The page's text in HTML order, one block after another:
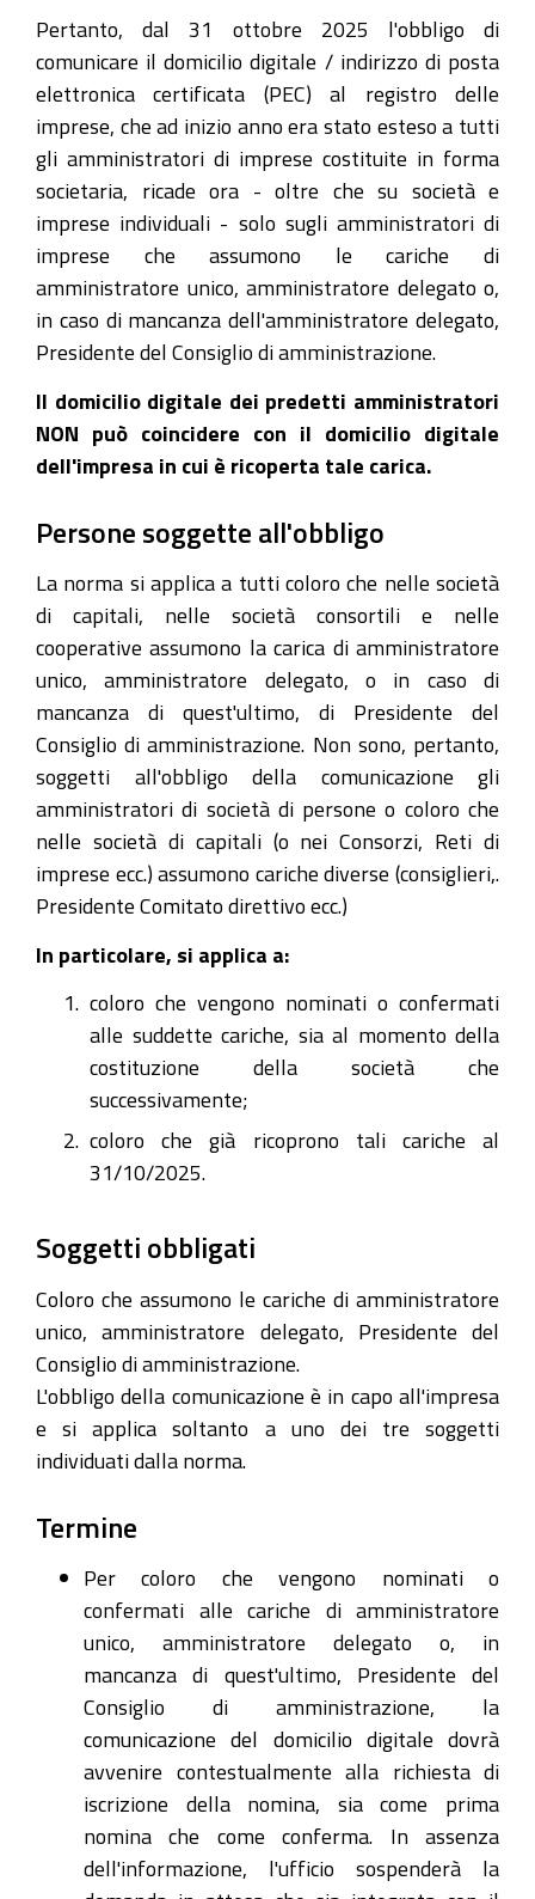
Pertanto, dal 31 ottobre 2025 l'obbligo di
comunicare il domicilio digitale / indirizzo di posta
elettronica certificata (PEC) al registro delle
imprese, che ad inizio anno era stato esteso a tutti
gli amministratori di imprese costituite in forma
societaria, ricade ora - oltre che su società e
imprese individuali - solo sugli amministratori di
imprese che assumono le cariche di
amministratore unico, amministratore delegato o,
in caso di mancanza dell'amministratore delegato,
Presidente del Consiglio di amministrazione.
Il domicilio digitale dei predetti amministratori
NON può coincidere con il domicilio digitale
dell'impresa in cui è ricoperta tale carica.
Persone soggette all'obbligo
La norma si applica a tutti coloro che nelle società
di capitali, nelle società consortili e nelle
cooperative assumono la carica di amministratore
unico, amministratore delegato, o in caso di
mancanza di quest'ultimo, di Presidente del
Consiglio di amministrazione. Non sono, pertanto,
soggetti all'obbligo della comunicazione gli
amministratori di società di persone o coloro che
nelle società di capitali (o nei Consorzi, Reti di
imprese ecc.) assumono cariche diverse (consiglieri,.
Presidente Comitato direttivo ecc.)
In particolare, si applica a:
coloro che vengono nominati o confermati
alle suddette cariche, sia al momento della
costituzione della società che
successivamente;
coloro che già ricoprono tali cariche al
31/10/2025.
Soggetti obbligati
Coloro che assumono le cariche di amministratore
unico, amministratore delegato, Presidente del
Consiglio di amministrazione.
L'obbligo della comunicazione è in capo all'impresa
e si applica soltanto a uno dei tre soggetti
individuati dalla norma.
Termine
Per coloro che vengono nominati o
confermati alle cariche di amministratore
unico, amministratore delegato o, in
mancanza di quest'ultimo, Presidente del
Consiglio di amministrazione, la
comunicazione del domicilio digitale dovrà
avvenire contestualmente alla richiesta di
iscrizione della nomina, sia come prima
nomina che come conferma. In assenza
dell'informazione, l'ufficio sospenderà la